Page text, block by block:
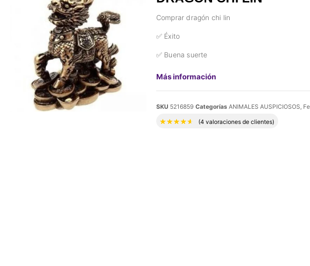
Comprar dragón chi lin
✅ Éxito
✅ Buena suerte
Más información
SKU 5216859 Categorías ANIMALES AUSPICIOSOS,
Valorado con4.75de 5 en
(4 valoraciones de clientes)